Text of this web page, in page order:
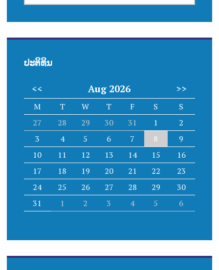
ປະຕິທິນ
<< Aug 2026 >>
M T W T F S
S
27
28 29 30 31 1
2
3
4 5 6 7 8
9
10
11 12 13 14 15
16
17
18 19 20 21 22
23
24
25 26 27 28 29
30
31
1 2 3 4 5 6